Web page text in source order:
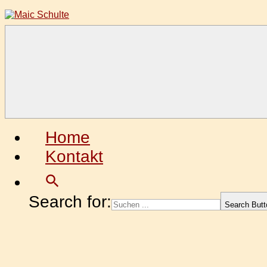
Zum
Inhalt
Home
Kontakt
Search for: Search